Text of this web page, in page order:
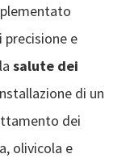
e
salute dei
di un
dei
olivicola e